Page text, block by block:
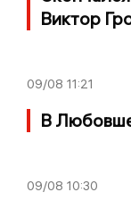
Виктор
09/08 11:21
В
09/08 10:30